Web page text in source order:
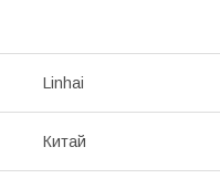
Linhai
Китай